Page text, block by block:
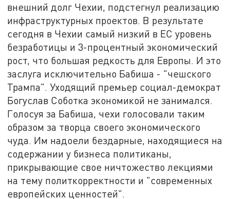
внешний долг Чехии, подстегнул реализацию
инфраструктурных проектов. В результате
сегодня в Чехии самый низкий в ЕС уровень
безработицы и 3-процентный экономический
рост, что большая редкость для Европы. И это
заслуга исключительно Бабиша - "чешского
Трампа". Уходящий премьер социал-демократ
Богуслав Соботка экономикой не занимался.
Голосуя за Бабиша, чехи голосовали таким
образом за творца своего экономического
чуда. Им надоели бездарные, находящиеся на
содержании у бизнеса политиканы,
прикрывающие свое ничтожество лекциями
на тему политкорректности и "современных
европейских ценностей".